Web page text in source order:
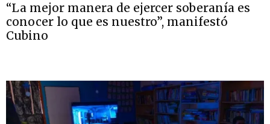
“La mejor manera de ejercer soberanía es
conocer lo que es nuestro”, manifestó
Cubino